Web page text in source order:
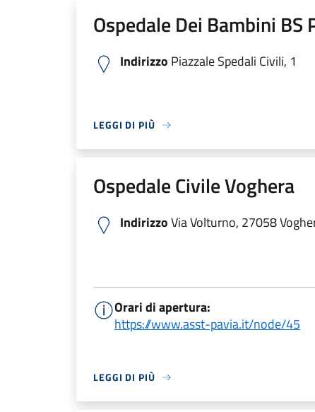
Ospedale Dei Bambini BS
Indirizzo Piazzale Spedali Civili, 1
LEGGI DI PIÙ
Ospedale Civile Voghera
IndirizzoVia Volturno, 27058
Orari di apertura:
https://www.asst-pavia.it/node/45
LEGGI DI PIÙ